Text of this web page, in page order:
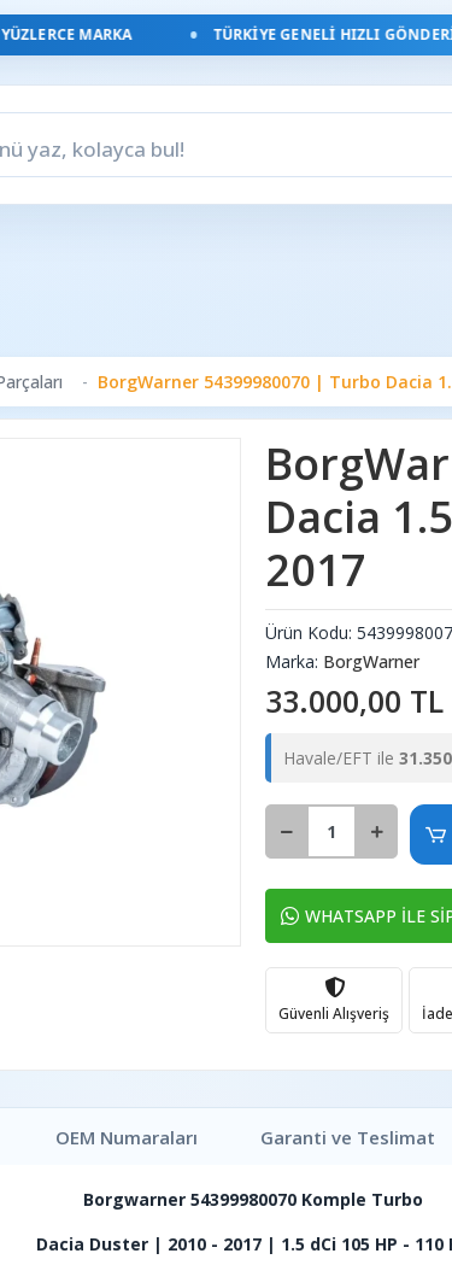
MARKA TÜRKIYE GENELI HIZLI GÖNDERIM
BorgWarner 54399980070 | Turbo Dacia
Dacia
2017
Ürün Kodu:
Marka: BorgWarner
33.000,00 TL
Havale/EFT ile
WHATSAPP İLE
Güvenli Alışveriş
Garanti ve Teslimat
OEM Numaraları
Borgwarner 54399980070 Komple Turbo
Dacia Duster | 2010 - 2017 | 1.5 dCi 105 HP - 110